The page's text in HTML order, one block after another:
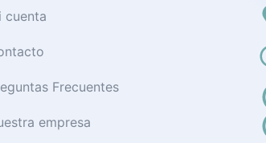
cuenta
Frecuentes
empresa